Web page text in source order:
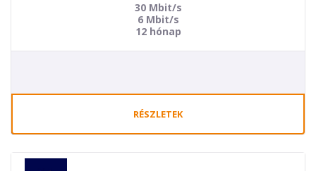
30 Mbit/s
6 Mbit/s
12 hónap
RÉSZLETEK